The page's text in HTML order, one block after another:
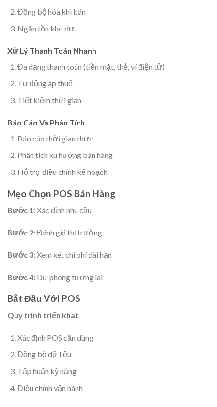
Đồng bộ hóa khi bán
Ngăn tồn kho dư
Xử Lý Thanh Toán Nhanh
Đa dạng thanh toán (tiền mặt, thẻ, ví điện tử)
Tự động áp thuế
Tiết kiệm thời gian
Báo Cáo Và Phân Tích
Báo cáo thời gian thực
Phân tích xu hướng bán hàng
Hỗ trợ điều chỉnh kế hoạch
Mẹo Chọn POS Bán Hàng
Bước 1:Xác định nhu cầu
Bước 2:Đánh giá thị trường
Bước 3:Xem xét chi phí dài hạn
Bước 4: Dự phòng tương lai
Bắt Đầu Với POS
Quy trình triển khai:
Xác định POS cần dùng
Đồng bộ dữ liệu
Tập huấn kỹ năng
Điều chỉnh vận hành